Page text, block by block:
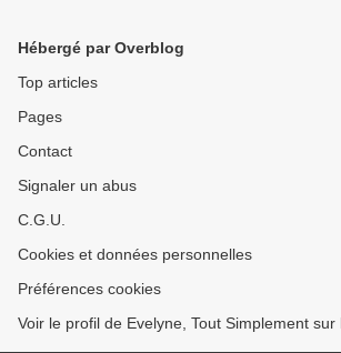
Hébergé par Overblog
Top articles
Pages
Contact
Signaler un abus
C.G.U.
Cookies et données personnelles
Préférences cookies
Voir le profil de Evelyne, Tout Simplement